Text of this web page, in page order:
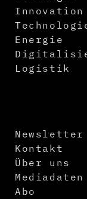
Innovation
Energie
Logistik
Newsletter
Kontakt
Über uns
Mediadaten
Abo